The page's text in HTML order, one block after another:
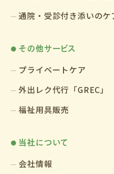
通院・受診付き添いの
その他サービス
プライベートケア
外出レク代行「GREC」
福祉用具販売
当社について
会社情報